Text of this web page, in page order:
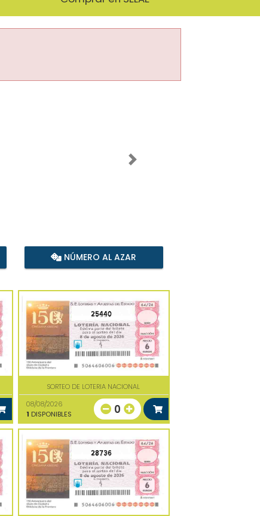
Imagen siguiente
NÚMERO AL AZAR
25440
SORTEO DE LOTERIA NACIONAL
08/08/2026
1 DISPONIBLES 0
28736